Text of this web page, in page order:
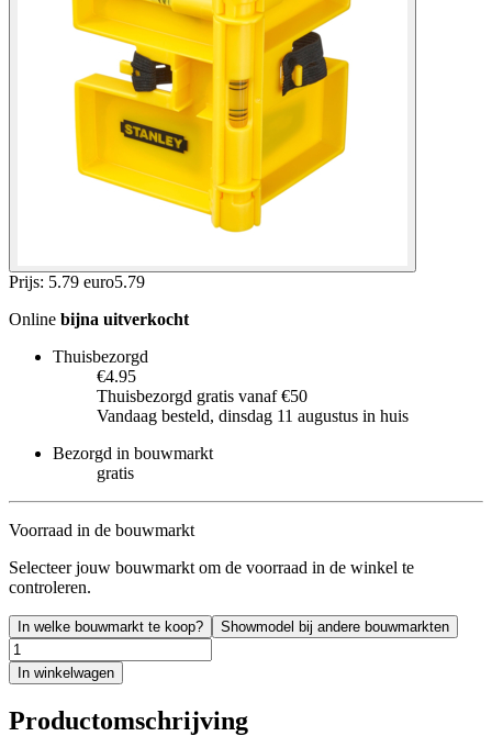
Prijs: 5.79 euro5.79
Online bijna uitverkocht
Thuisbezorgd
€4.95
Thuisbezorgd gratis vanaf €50
Vandaag besteld, dinsdag 11 augustus in huis
Bezorgd in bouwmarkt
gratis
Voorraad in de bouwmarkt
Selecteer jouw bouwmarkt om de voorraad in de winkel te
controleren.
In welke bouwmarkt te koop? Showmodel bij andere bouwmarkten
In winkelwagen
Productomschrijving